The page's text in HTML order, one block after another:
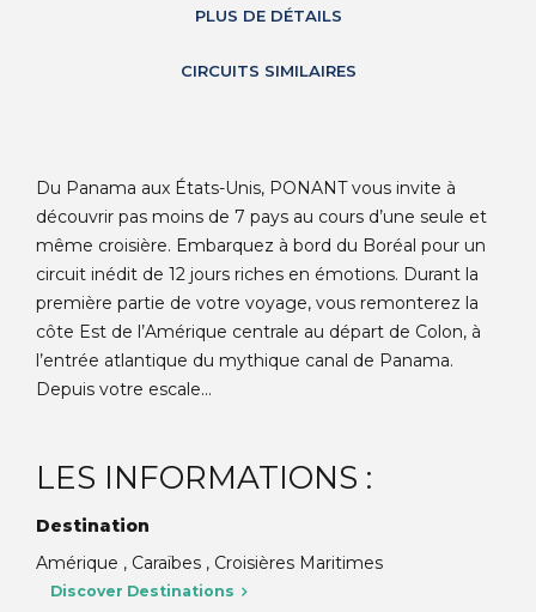
PLUS DE DÉTAILS
CIRCUITS SIMILAIRES
Du Panama aux États-Unis, PONANT vous invite à
découvrir pas moins de 7 pays au cours d’une seule et
même croisière. Embarquez à bord du Boréal pour un
circuit inédit de 12 jours riches en émotions. Durant la
première partie de votre voyage, vous remonterez la
côte Est de l’Amérique centrale au départ de Colon, à
l’entrée atlantique du mythique canal de Panama.
Depuis votre escale...
LES INFORMATIONS :
Destination
Amérique , Caraïbes , Croisières Maritimes
Discover Destinations